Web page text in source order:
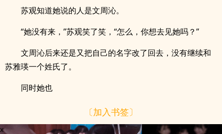
苏观知道她说的人是文周沁。
“她没有来，”苏观笑了笑，“怎么，你想去见她吗？”
文周沁后来还是又把自己的名字改了回去，没有继续和
苏雅瑛一个姓氏了。
同时她也
〔加入书签〕
x